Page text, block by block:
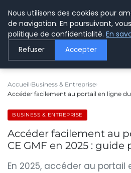
LE
Accueil Business & Entreprise
Accéder facilement au portail en ligne du
BUSINESS & ENTREPRISE
Accéder facilement au
CE GMF en 2025 : guide
En 2025, accéder au portail
Nous utilisons des cookies pour
de navigation. En poursuivant,
politique de confidentialité. En
Refuser Accepter